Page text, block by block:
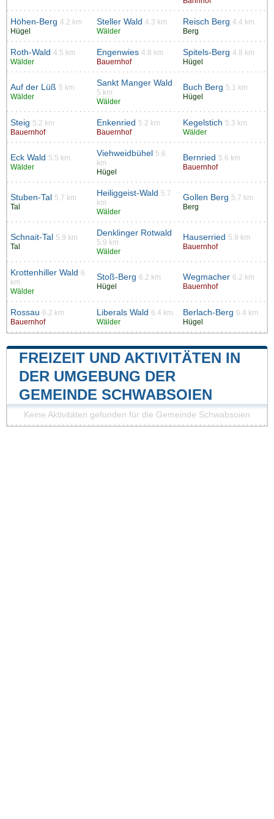
Höhen-Berg 4.2 km
Hügel
Steller Wald 4.3 km
Wälder
Reisch Berg 4.4 km
Berg
Roth-Wald 4.5 km
Wälder
Engenwies 4.8 km
Bauernhof
Spitels-Berg 4.8 km
Hügel
Auf der Lüß 5 km
Wälder
Sankt Manger Wald
5 km
Wälder
Buch Berg 5.1 km
Hügel
Steig 5.2 km
Bauernhof
Enkenried 5.2 km
Bauernhof
Kegelstich 5.3 km
Wälder
Eck Wald 5.5 km
Wälder
Viehweidbühel
5.6
km
Hügel
Bernried 5.6 km
Bauernhof
Stuben-Tal
5.7 km
Tal
Heiliggeist-Wald 5.7
km
Wälder
Gollen Berg 5.7 km
Berg
Schnait-Tal
5.9 km
Tal
Denklinger Rotwald
5.9 km
Wälder
Hauserried 5.9 km
Bauernhof
Krottenhiller Wald 6
km
Wälder
Stoß-Berg 6.2 km
Hügel
Wegmacher 6.2 km
Bauernhof
Rossau 6.2 km
Bauernhof
Liberals Wald 6.4 km
Wälder
Berlach-Berg 6.4 km
Hügel
FREIZEIT UND AKTIVITÄTEN IN
DER UMGEBUNG DER
GEMEINDE SCHWABSOIEN
Keine Aktivitäten gefunden für die Gemeinde Schwabsoien